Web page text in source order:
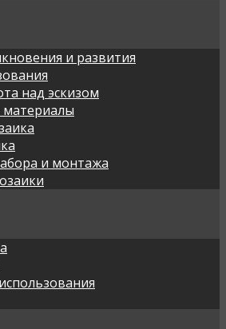
и развития
над эскизом
и монтажа